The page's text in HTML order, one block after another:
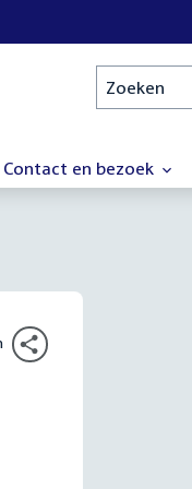
Zoeken
Contact en bezoek